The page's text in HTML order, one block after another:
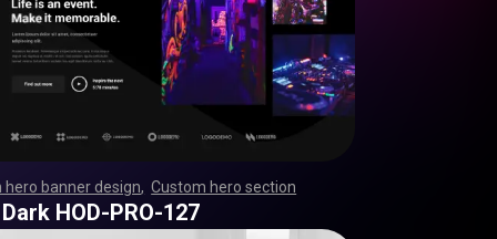
hero banner design ,Custom hero section
,,,,,,,,,,,,,,,,,,,,,, ,,,,,,,,,,,,,,,,,,,,,,,
,,,,,,,,,,,,,,,,,,,,,, ,,,,,,,,,,,,,,,,,,,,,,,
HOD-PRO-127